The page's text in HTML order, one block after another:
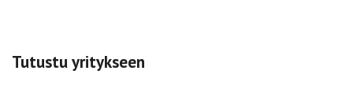
Tutustu yritykseen